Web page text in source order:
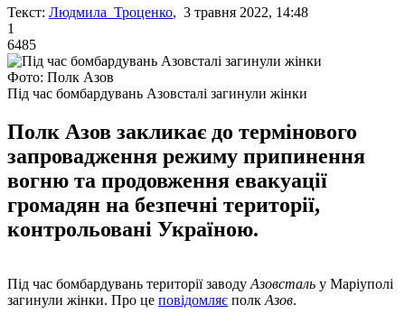
Текст: Людмила Троценко, 3 травня 2022, 14:48
1
6485
Фото: Полк Азов
Під час бомбардувань Азовсталі загинули жінки
Полк Азов закликає до термінового
запровадження режиму припинення
вогню та продовження евакуації
громадян на безпечні території,
контрольовані Україною.
Під час бомбардувань території заводу Азовсталь у Маріуполі
загинули жінки. Про це повідомляє полк Азов.